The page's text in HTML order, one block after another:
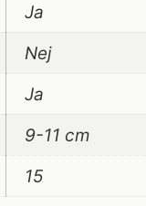
Ja
Nej
Ja
9-11 cm
15